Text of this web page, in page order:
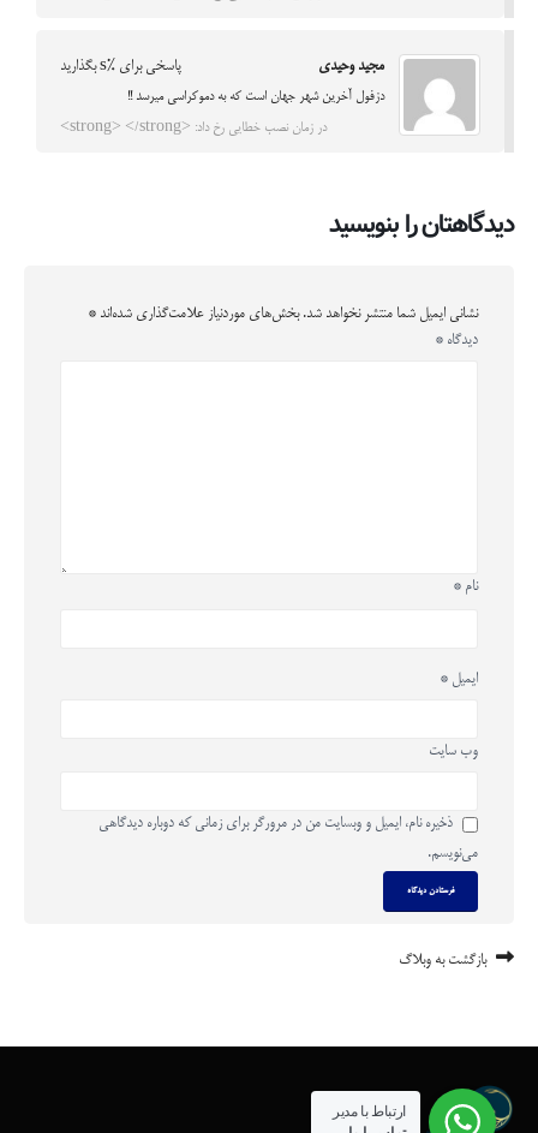
مجید وحیدی پاسخی برای %s بگذارید
دزفول آخرین شهر جهان است که به دموکراسی میرسد !!
در زمان نصب خطایی رخ داد: <strong> </strong>
دیدگاهتان را بنویسید
نشانی ایمیل شما منتشر نخواهد شد. بخش‌های موردنیاز علامت‌گذاری شده‌اند *
دیدگاه *
نام *
ایمیل *
وب‌ سایت
ذخیره نام، ایمیل و وبسایت من در مرورگر برای زمانی که دوباره دیدگاهی
می‌نویسم.
بازگشت به وبلاگ
ارتباط با مدیر